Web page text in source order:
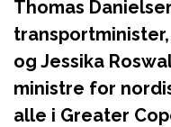
Thomas
og Jessika
ministre for
alle i Greater